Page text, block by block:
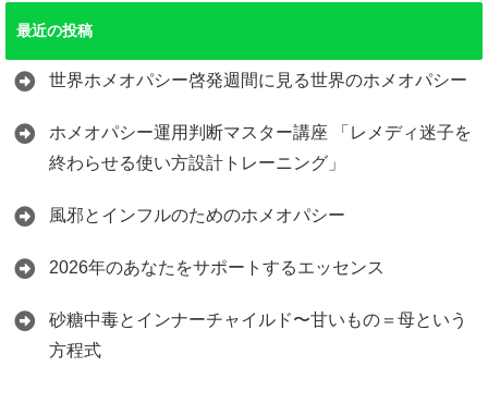
最近の投稿
世界ホメオパシー啓発週間に見る世界のホメオパシー
ホメオパシー運用判断マスター講座 「レメディ迷子を
終わらせる使い方設計トレーニング」
風邪とインフルのためのホメオパシー
2026年のあなたをサポートするエッセンス
砂糖中毒とインナーチャイルド〜甘いもの＝母という
方程式